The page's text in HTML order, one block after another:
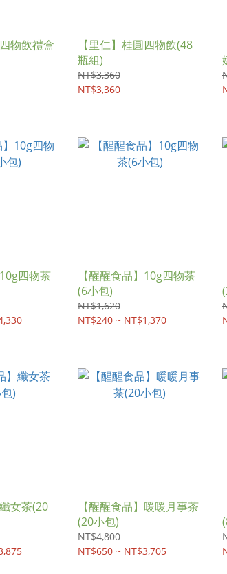
物飲禮盒
【里仁】桂圓四物飲(48
瓶組)
NT$3,360
NT$3,360
四物茶
【醒醒食品】10g四物茶
(6小包)
NT$1,620
NT$240 ~ NT$1,370
女茶(20
【醒醒食品】暖暖月事茶
(20小包)
NT$4,800
NT$650 ~ NT$3,705